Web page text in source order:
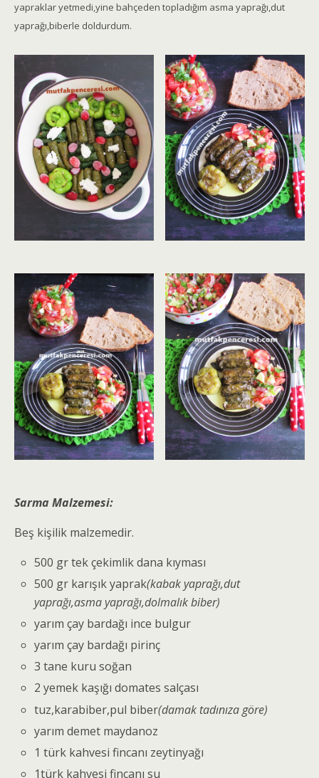
yapraklar yetmedi,yine bahçeden topladığım asma yaprağı,dut
yaprağı,biberle doldurdum.
Sarma Malzemesi:
Beş kişilik malzemedir.
500 gr tek çekimlik dana kıyması
500 gr karışık yaprak(kabak yaprağı,dut
yaprağı,asma yaprağı,dolmalık biber)
yarım çay bardağı ince bulgur
yarım çay bardağı pirinç
3 tane kuru soğan
2 yemek kaşığı domates salçası
tuz,karabiber,pul biber(damak tadınıza göre)
yarım demet maydanoz
1 türk kahvesi fincanı zeytinyağı
1türk kahvesi fincanı su